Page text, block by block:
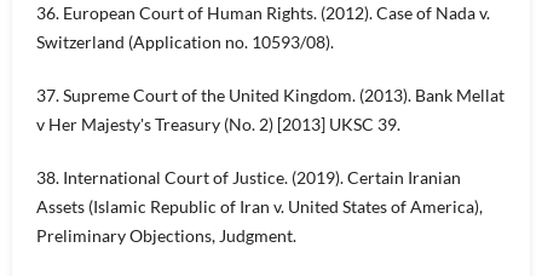
36. European Court of Human Rights. (2012). Case of Nada v.
Switzerland (Application no. 10593/08).
37. Supreme Court of the United Kingdom. (2013). Bank Mellat
v Her Majesty's Treasury (No. 2) [2013] UKSC 39.
38. International Court of Justice. (2019). Certain Iranian
Assets (Islamic Republic of Iran v. United States of America),
Preliminary Objections, Judgment.